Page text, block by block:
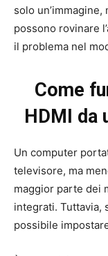
solo
possono rovinare
il problema nel
Come
HDMI da
Un computer
televisore, ma
maggior parte dei
integrati. Tuttavia,
possibile